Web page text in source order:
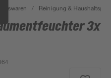
/ Reinigung &
3x